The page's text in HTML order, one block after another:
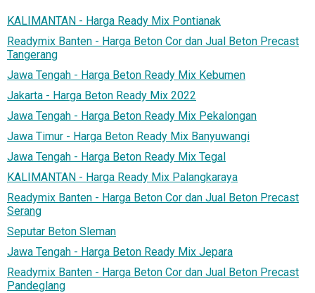
KALIMANTAN - Harga Ready Mix Pontianak
Readymix Banten - Harga Beton Cor dan Jual Beton Precast
Tangerang
Jawa Tengah - Harga Beton Ready Mix Kebumen
Jakarta - Harga Beton Ready Mix 2022
Jawa Tengah - Harga Beton Ready Mix Pekalongan
Jawa Timur - Harga Beton Ready Mix Banyuwangi
Jawa Tengah - Harga Beton Ready Mix Tegal
KALIMANTAN - Harga Ready Mix Palangkaraya
Readymix Banten - Harga Beton Cor dan Jual Beton Precast
Serang
Seputar Beton Sleman
Jawa Tengah - Harga Beton Ready Mix Jepara
Readymix Banten - Harga Beton Cor dan Jual Beton Precast
Pandeglang